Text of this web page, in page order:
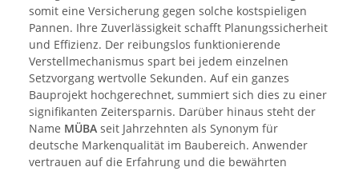
somit eine Versicherung gegen solche kostspieligen
Pannen. Ihre Zuverlässigkeit schafft Planungssicherheit
und Effizienz. Der reibungslos funktionierende
Verstellmechanismus spart bei jedem einzelnen
Setzvorgang wertvolle Sekunden. Auf ein ganzes
Bauprojekt hochgerechnet, summiert sich dies zu einer
signifikanten Zeitersparnis. Darüber hinaus steht der
Name MÜBA seit Jahrzehnten als Synonym für
deutsche Markenqualität im Baubereich. Anwender
vertrauen auf die Erfahrung und die bewährten